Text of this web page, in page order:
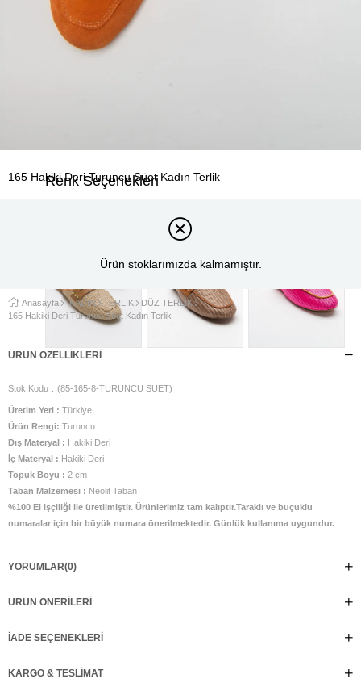
165 Hakiki Deri Turuncu Süet Kadın Terlik
Renk Seçenekleri
Ürün stoklarımızda kalmamıştır.
Anasayfa KADIN TERLİK
DÜZ TERLİK
165 Hakiki Deri Turuncu Süet Kadın Terlik
ÜRÜN ÖZELLIKLERI
Stok Kodu (85-165-8-TURUNCU SUET)
Üretim Yeri : Türkiye
Ürün Rengi: Turuncu
Dış Materyal : Hakiki Deri
İç Materyal : Hakiki Deri
Topuk Boyu : 2 cm
Taban Malzemesi : Neolit Taban
%100 El işçiliği ile üretilmiştir. Ürünlerimiz tam kalıptır.Taraklı ve buçuklu
numaralar için bir büyük numara önerilmektedir. Günlük kullanıma uygundur.
YORUMLAR(0)
ÜRÜN ÖNERILERI
İADE SEÇENEKLERI
KARGO & TESLIMAT